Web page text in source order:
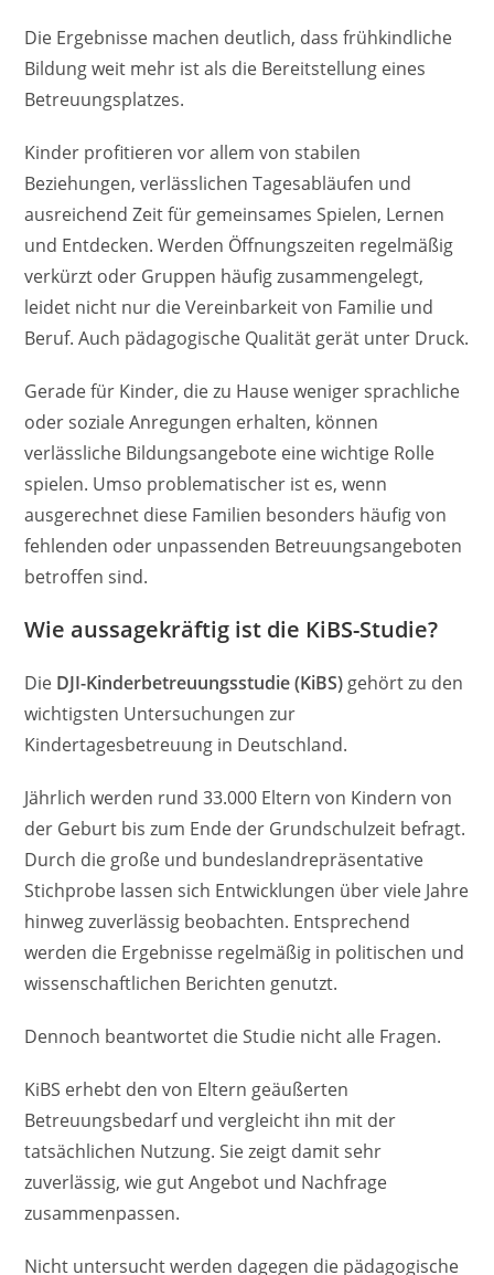
Die Ergebnisse machen deutlich, dass frühkindliche
Bildung weit mehr ist als die Bereitstellung eines
Betreuungsplatzes.
Kinder profitieren vor allem von stabilen
Beziehungen, verlässlichen Tagesabläufen und
ausreichend Zeit für gemeinsames Spielen, Lernen
und Entdecken. Werden Öffnungszeiten regelmäßig
verkürzt oder Gruppen häufig zusammengelegt,
leidet nicht nur die Vereinbarkeit von Familie und
Beruf. Auch pädagogische Qualität gerät unter Druck.
Gerade für Kinder, die zu Hause weniger sprachliche
oder soziale Anregungen erhalten, können
verlässliche Bildungsangebote eine wichtige Rolle
spielen. Umso problematischer ist es, wenn
ausgerechnet diese Familien besonders häufig von
fehlenden oder unpassenden Betreuungsangeboten
betroffen sind.
Wie aussagekräftig ist die KiBS-Studie?
Die DJI-Kinderbetreuungsstudie (KiBS) gehört zu den
wichtigsten Untersuchungen zur
Kindertagesbetreuung in Deutschland.
Jährlich werden rund 33.000 Eltern von Kindern von
der Geburt bis zum Ende der Grundschulzeit befragt.
Durch die große und bundeslandrepräsentative
Stichprobe lassen sich Entwicklungen über viele Jahre
hinweg zuverlässig beobachten. Entsprechend
werden die Ergebnisse regelmäßig in politischen und
wissenschaftlichen Berichten genutzt.
Dennoch beantwortet die Studie nicht alle Fragen.
KiBS erhebt den von Eltern geäußerten
Betreuungsbedarf und vergleicht ihn mit der
tatsächlichen Nutzung. Sie zeigt damit sehr
zuverlässig, wie gut Angebot und Nachfrage
zusammenpassen.
Nicht untersucht werden dagegen die pädagogische